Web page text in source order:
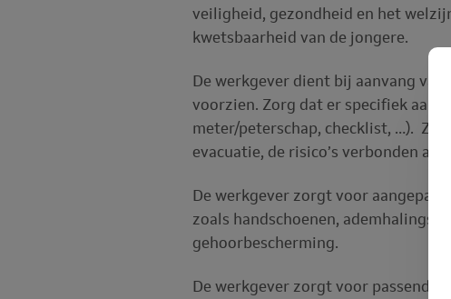
veiligheid, gezondheid en het
kwetsbaarheid van de jongere.
De werkgever dient bij aanvang
voorzien. Zorg dat er specifiek
meter/peterschap, checklist, …). Zo
evacuatie, de risico’s verbonden
De werkgever zorgt voor
zoals handschoenen,
gehoorbescherming.
De werkgever zorgt voor passend